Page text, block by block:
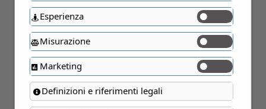
Esperienza
Misurazione
Marketing
Definizioni e riferimenti legali